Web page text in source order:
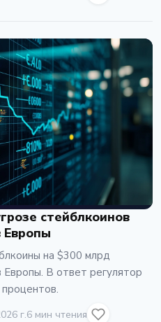
стейблкоинов
Европы
на $300 млрд
В ответ регулятор
г.6 мин чтения